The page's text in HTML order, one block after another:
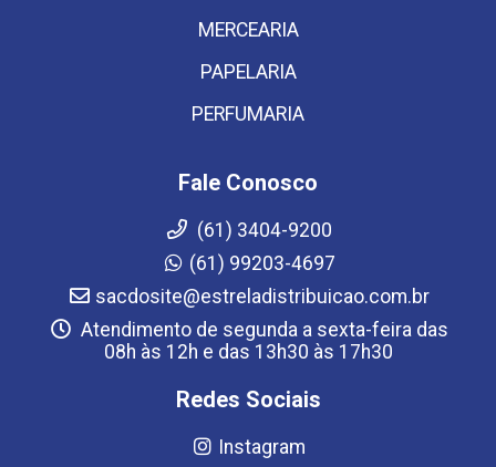
MERCEARIA
PAPELARIA
PERFUMARIA
Fale Conosco
(61) 3404-9200
(61) 99203-4697
sacdosite@estreladistribuicao.com.br
Atendimento de segunda a sexta-feira das
08h às 12h e das 13h30 às 17h30
Redes Sociais
Instagram